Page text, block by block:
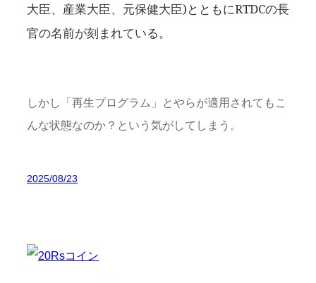
大臣、産業大臣、元保健大臣)とともにRTDCの長
官の名前が刻まれている。
しかし「再生プログラム」とやらが適用されてもこ
んな状態なのか？という気がしてしまう。
2025/08/23